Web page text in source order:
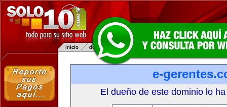
e-
El dueño de este dominio lo